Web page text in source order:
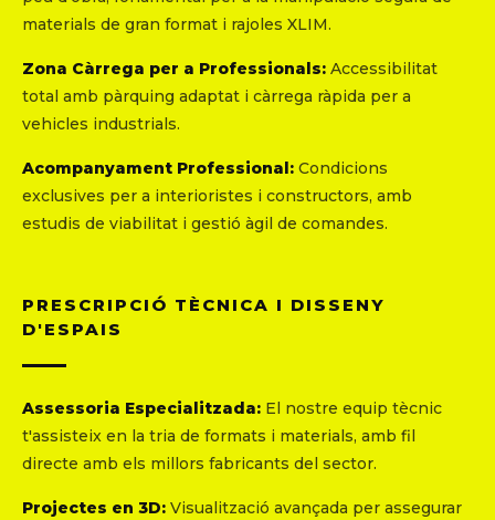
materials de gran format i rajoles XLIM.
Zona Càrrega per a Professionals: Accessibilitat
total amb pàrquing adaptat i càrrega ràpida per a
vehicles industrials.
Acompanyament Professional: Condicions
exclusives per a interioristes i constructors, amb
estudis de viabilitat i gestió àgil de comandes.
PRESCRIPCIÓ TÈCNICA I DISSENY
D'ESPAIS
Assessoria Especialitzada: El nostre equip tècnic
t'assisteix en la tria de formats i materials, amb fil
directe amb els millors fabricants del sector.
Projectes en 3D: Visualització avançada per assegurar